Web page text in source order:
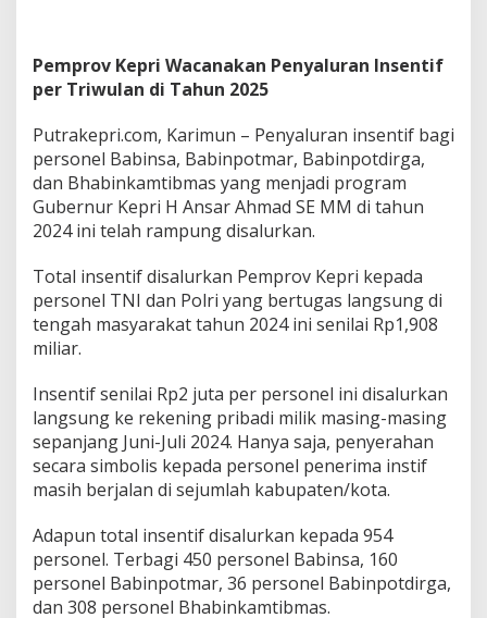
s
o
n
l
T
N
/
P
r
M
y
a
a
k
a
d
K
e
p
Pemprov Kepri Wacanakan Penyaluran Insentif
per Triwulan di Tahun 2025
Putrakepri.com, Karimun – Penyaluran insentif bagi
personel Babinsa, Babinpotmar, Babinpotdirga,
dan Bhabinkamtibmas yang menjadi program
Gubernur Kepri H Ansar Ahmad SE MM di tahun
2024 ini telah rampung disalurkan.
Total insentif disalurkan Pemprov Kepri kepada
personel TNI dan Polri yang bertugas langsung di
tengah masyarakat tahun 2024 ini senilai Rp1,908
miliar.
Insentif senilai Rp2 juta per personel ini disalurkan
langsung ke rekening pribadi milik masing-masing
sepanjang Juni-Juli 2024. Hanya saja, penyerahan
secara simbolis kepada personel penerima instif
masih berjalan di sejumlah kabupaten/kota.
Adapun total insentif disalurkan kepada 954
personel. Terbagi 450 personel Babinsa, 160
personel Babinpotmar, 36 personel Babinpotdirga,
dan 308 personel Bhabinkamtibmas.